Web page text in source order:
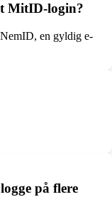
MitID-login?
en gyldig e-
på flere